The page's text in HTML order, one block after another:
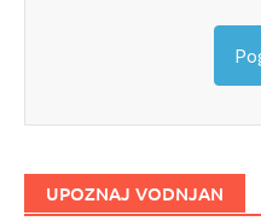
UPOZNAJ VODNJAN